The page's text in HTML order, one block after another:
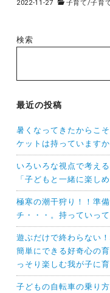
2022-11-27 子育て/子育
検索
最近の投稿
暑くなってきたからこ
ケットは持っています
いろいろな視点で考え
「子どもと一緒に楽し
極寒の潮干狩り！！準
チ・・・。持っていっ
遊ぶだけで終わらない
簡単にできる好奇心の
っそり楽しむ我が子に
子どもの自転車の乗り